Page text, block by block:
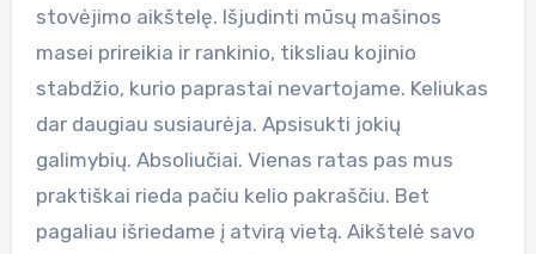
stovėjimo aikštelę. Išjudinti mūsų mašinos
masei prireikia ir rankinio, tiksliau kojinio
stabdžio, kurio paprastai nevartojame. Keliukas
dar daugiau susiaurėja. Apsisukti jokių
galimybių. Absoliučiai. Vienas ratas pas mus
praktiškai rieda pačiu kelio pakraščiu. Bet
pagaliau išriedame į atvirą vietą. Aikštelė savo